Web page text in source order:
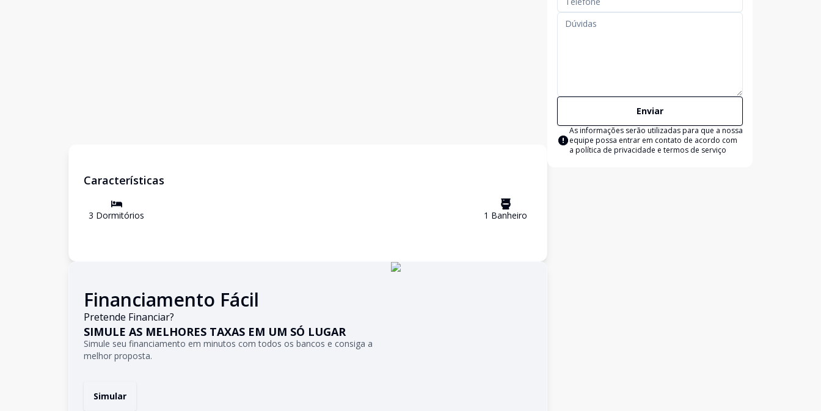
Características
3 Dormitórios 1 Banheiro
Financiamento Fácil
Pretende Financiar?
SIMULE AS MELHORES TAXAS EM UM SÓ LUGAR
Simule seu financiamento em minutos com todos os bancos e consiga a
melhor proposta.
Simular
Enviar
As informações serão utilizadas para que a nossa
equipe possa entrar em contato de acordo com
a política de privacidade e termos de serviço